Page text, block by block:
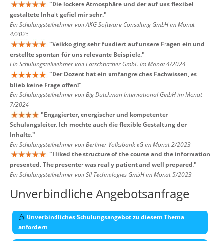
"Die lockere Atmosphäre und der auf uns flexibel
gestaltete Inhalt gefiel mir sehr."
Ein Schulungsteilnehmer von AKG Software Consulting GmbH im Monat
4/2025
"Veikko ging sehr fundiert auf unsere Fragen ein und
erstellte spontan für uns relevante Beispiele."
Ein Schulungsteilnehmer von Latschbacher GmbH im Monat 4/2024
"Der Dozent hat ein umfangreiches Fachwissen, es
blieb keine Frage offen!"
Ein Schulungsteilnehmer von Big Dutchman International GmbH im Monat
7/2024
"Engagierter, energischer und kompetenter
Schulungsleiter. Ich mochte auch die flexible Gestaltung der
Inhalte."
Ein Schulungsteilnehmer von Berliner Volksbank eG im Monat 2/2023
"I liked the structure of the course and the information
presented. The presenter was really patient and well prepared."
Ein Schulungsteilnehmer von SII Technologies GmbH im Monat 5/2023
Unverbindliche Angebotsanfrage
Unverbindliches Schulungsangebot zu diesem Thema
anfordern